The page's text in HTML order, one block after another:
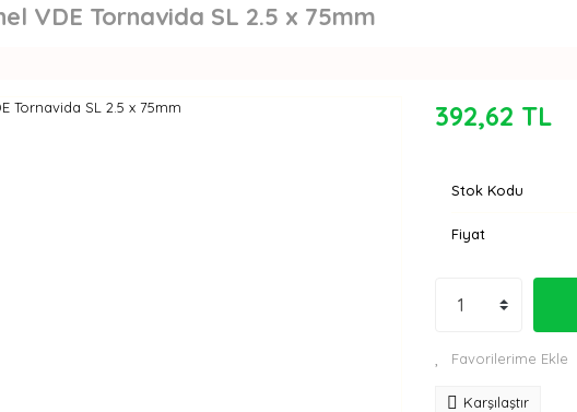
VDE Tornavida SL 2.5 x 75mm
392,62 TL
Stok Kodu
Fiyat
Karşılaştır